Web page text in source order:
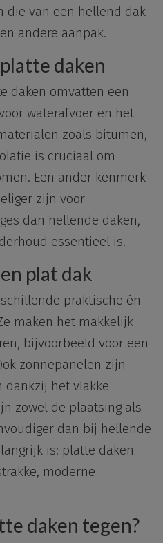
die van een hellend dak
andere aanpak.
daken
daken omvatten een
waterafvoer en het
zoals bitumen,
is cruciaal om
Een ander kenmerk
zijn voor
dan hellende daken,
essentieel is.
plat dak
praktische én
maken het makkelijk
bijvoorbeeld voor een
zonnepanelen zijn
dankzij het vlakke
zowel de plaatsing als
dan bij hellende
is: platte daken
moderne
daken tegen?